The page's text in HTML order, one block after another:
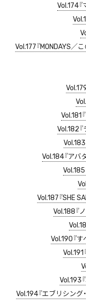
Vol.174『
Vol.177『MONDAYS／
Vol.181
Vol.182
Vol.184『アバ
Vol.185
Vol.187『SHE
Vol.188『
Vol.190『
Vol.191
Vol.193
Vol.194『エブリシング